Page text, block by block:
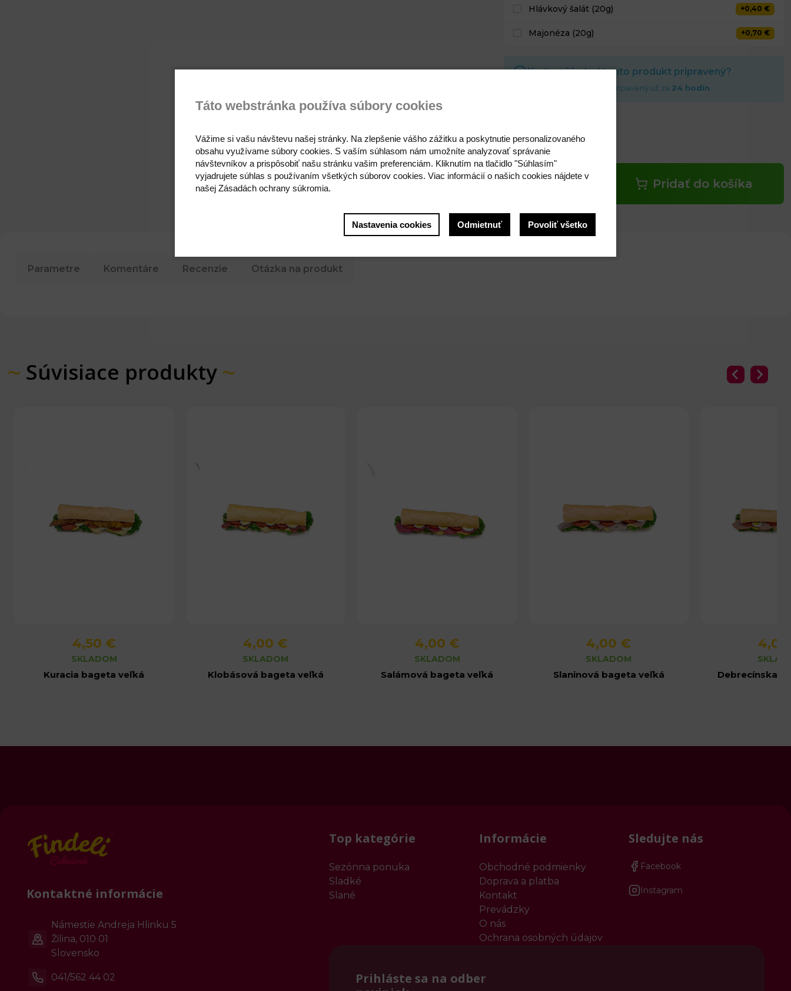
Hlávkový šalát (20g) +0,40 €
Majonéza (20g) +0,70 €
Kedy môže byť tento produkt pripravený?
Tento produkt môže byť prirpavený už za 24 hodín
4,00 €
Pridať do košíka
Parametre Komentáre Recenzie Otázka na produkt
Súvisiace produkty
Detail produktu
4,50 €
SKLADOM
Kuracia bageta veľká
Detail produktu
4,00 €
SKLADOM
Klobásová bageta veľká
Detail produktu
4,00 €
SKLADOM
Salámová bageta veľká
Detail produktu
4,00 €
SKLADOM
Slaninová bageta veľká
Detail
Debrecínska
Kontaktné informácie
Námestie Andreja Hlinku 5
Žilina, 010 01
Slovensko
041/562 44 02
Top kategórie
Sezónna ponuka
Sladké
Slané
Informácie
Obchodné podmienky
Doprava a platba
Kontakt
Prevádzky
O nás
Ochrana osobných údajov
Sledujte nás
Facebook
Instagram
Prihláste sa na odber
Táto webstránka používa súbory cookies
Vážime si vašu návštevu našej stránky. Na zlepšenie vášho zážitku a poskytnutie personalizovaného
obsahu využívame súbory cookies. S vaším súhlasom nám umožníte analyzovať správanie
návštevníkov a prispôsobiť našu stránku vašim preferenciám. Kliknutím na tlačidlo "Súhlasím"
vyjadrujete súhlas s používaním všetkých súborov cookies. Viac informácií o našich cookies nájdete v
našej Zásadách ochrany súkromia.
Nastavenia cookies Odmietnuť Povoliť všetko